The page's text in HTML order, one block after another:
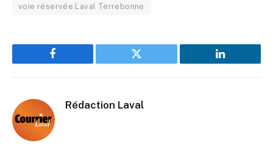
voie réservée Laval Terrebonne
Facebook Twitter LinkedIn
Rédaction Laval